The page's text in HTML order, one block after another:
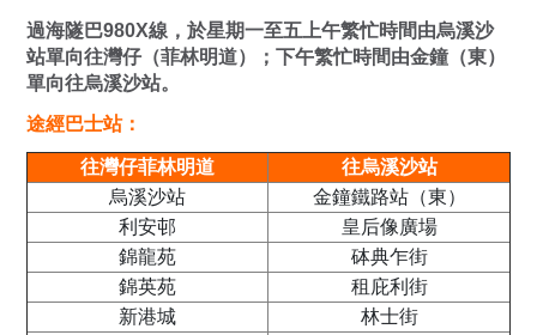
過海隧巴980X線，於星期一至五上午繁忙時間由烏溪沙
站單向往灣仔（菲林明道）；下午繁忙時間由金鐘（東）
單向往烏溪沙站。
途經巴士站：
往灣仔菲林明道
往烏溪沙站
烏溪沙站
金鐘鐵路站（東）
利安邨
皇后像廣場
錦龍苑
砵典乍街
錦英苑
租庇利街
新港城
林士街